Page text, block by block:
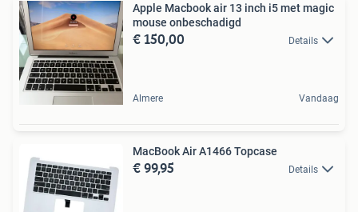
Apple Macbook air 13 inch i5 met magic
mouse onbeschadigd
€ 150,00 Details
Almere Vandaag
MacBook Air A1466 Topcase
€ 99,95 Details